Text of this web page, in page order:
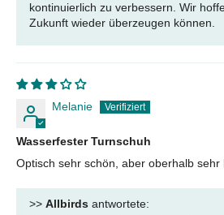
kontinuierlich zu verbessern. Wir
Zukunft wieder überzeugen können.
Melanie
Wasserfester Turnschuh
Optisch sehr schön, aber oberhalb sehr
>> Allbirds antwortete: